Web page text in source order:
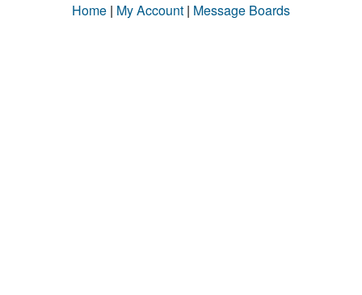
Home | My Account | Message Boards